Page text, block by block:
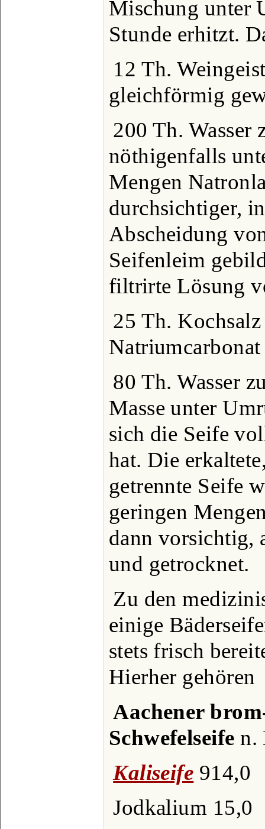
Mischung unter
Stunde erhitzt.
12 Th.
gleichförmig
200 Th. Wasser
nöthigenfalls
Mengen
durchsichtiger,
Abscheidung
Seifenleim
filtrirte Lösung
25 Th.
80 Th. Wasser
Masse unter
sich die Seife
hat. Die
getrennte Seife
geringen
dann vorsichtig,
und getrocknet.
Zu den
einige
stets frisch
Hierher gehören
Aachener
Schwefelseife n.
Kaliseife 914,0
Jodkalium 15,0